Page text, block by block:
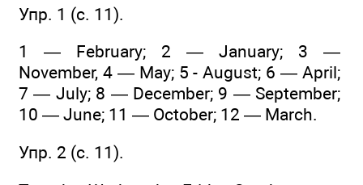
Упр. 1 (с. 11).
1 — February; 2 — January; 3 —
November, 4 — May; 5 - August; 6 — April;
7 — July; 8 — December; 9 — September;
10 — June; 11 — October; 12 — March.
Упр. 2 (c. 11).